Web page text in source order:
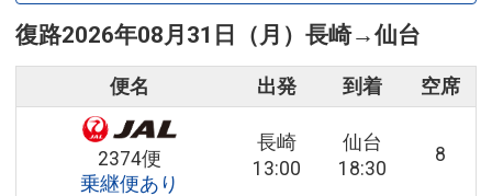
復路2026年08月31日（月） 長崎→仙台
便名 出発 到着 空席
2374便
乗継便あり
長崎
13:00
仙台
18:30
8